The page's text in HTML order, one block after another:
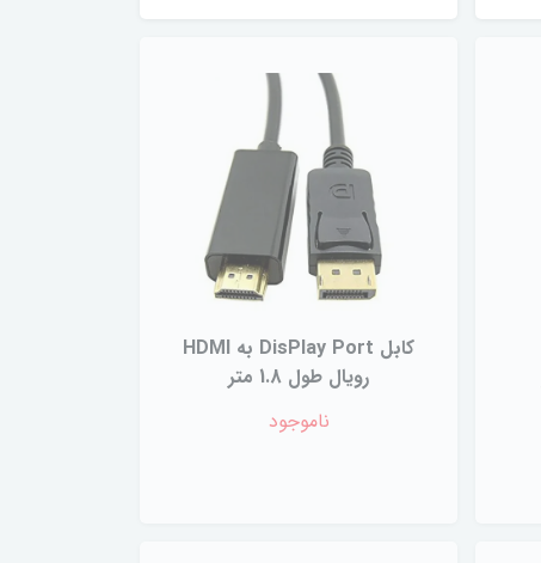
کابل DisPlay Port به HDMI
رویال طول 1.8 متر
ناموجود